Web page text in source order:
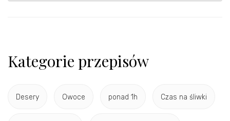
Kategorie przepisów
Desery Owoce ponad 1h Czas na śliwki